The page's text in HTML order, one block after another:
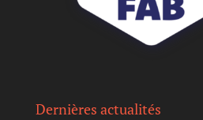
Dernières actualités